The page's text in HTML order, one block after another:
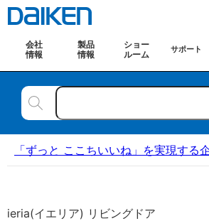
会社
情報
製品
情報
ショー
ルーム
サポート
「ずっと ここちいいね」を実現す
ieria(イエリア) リビングドア